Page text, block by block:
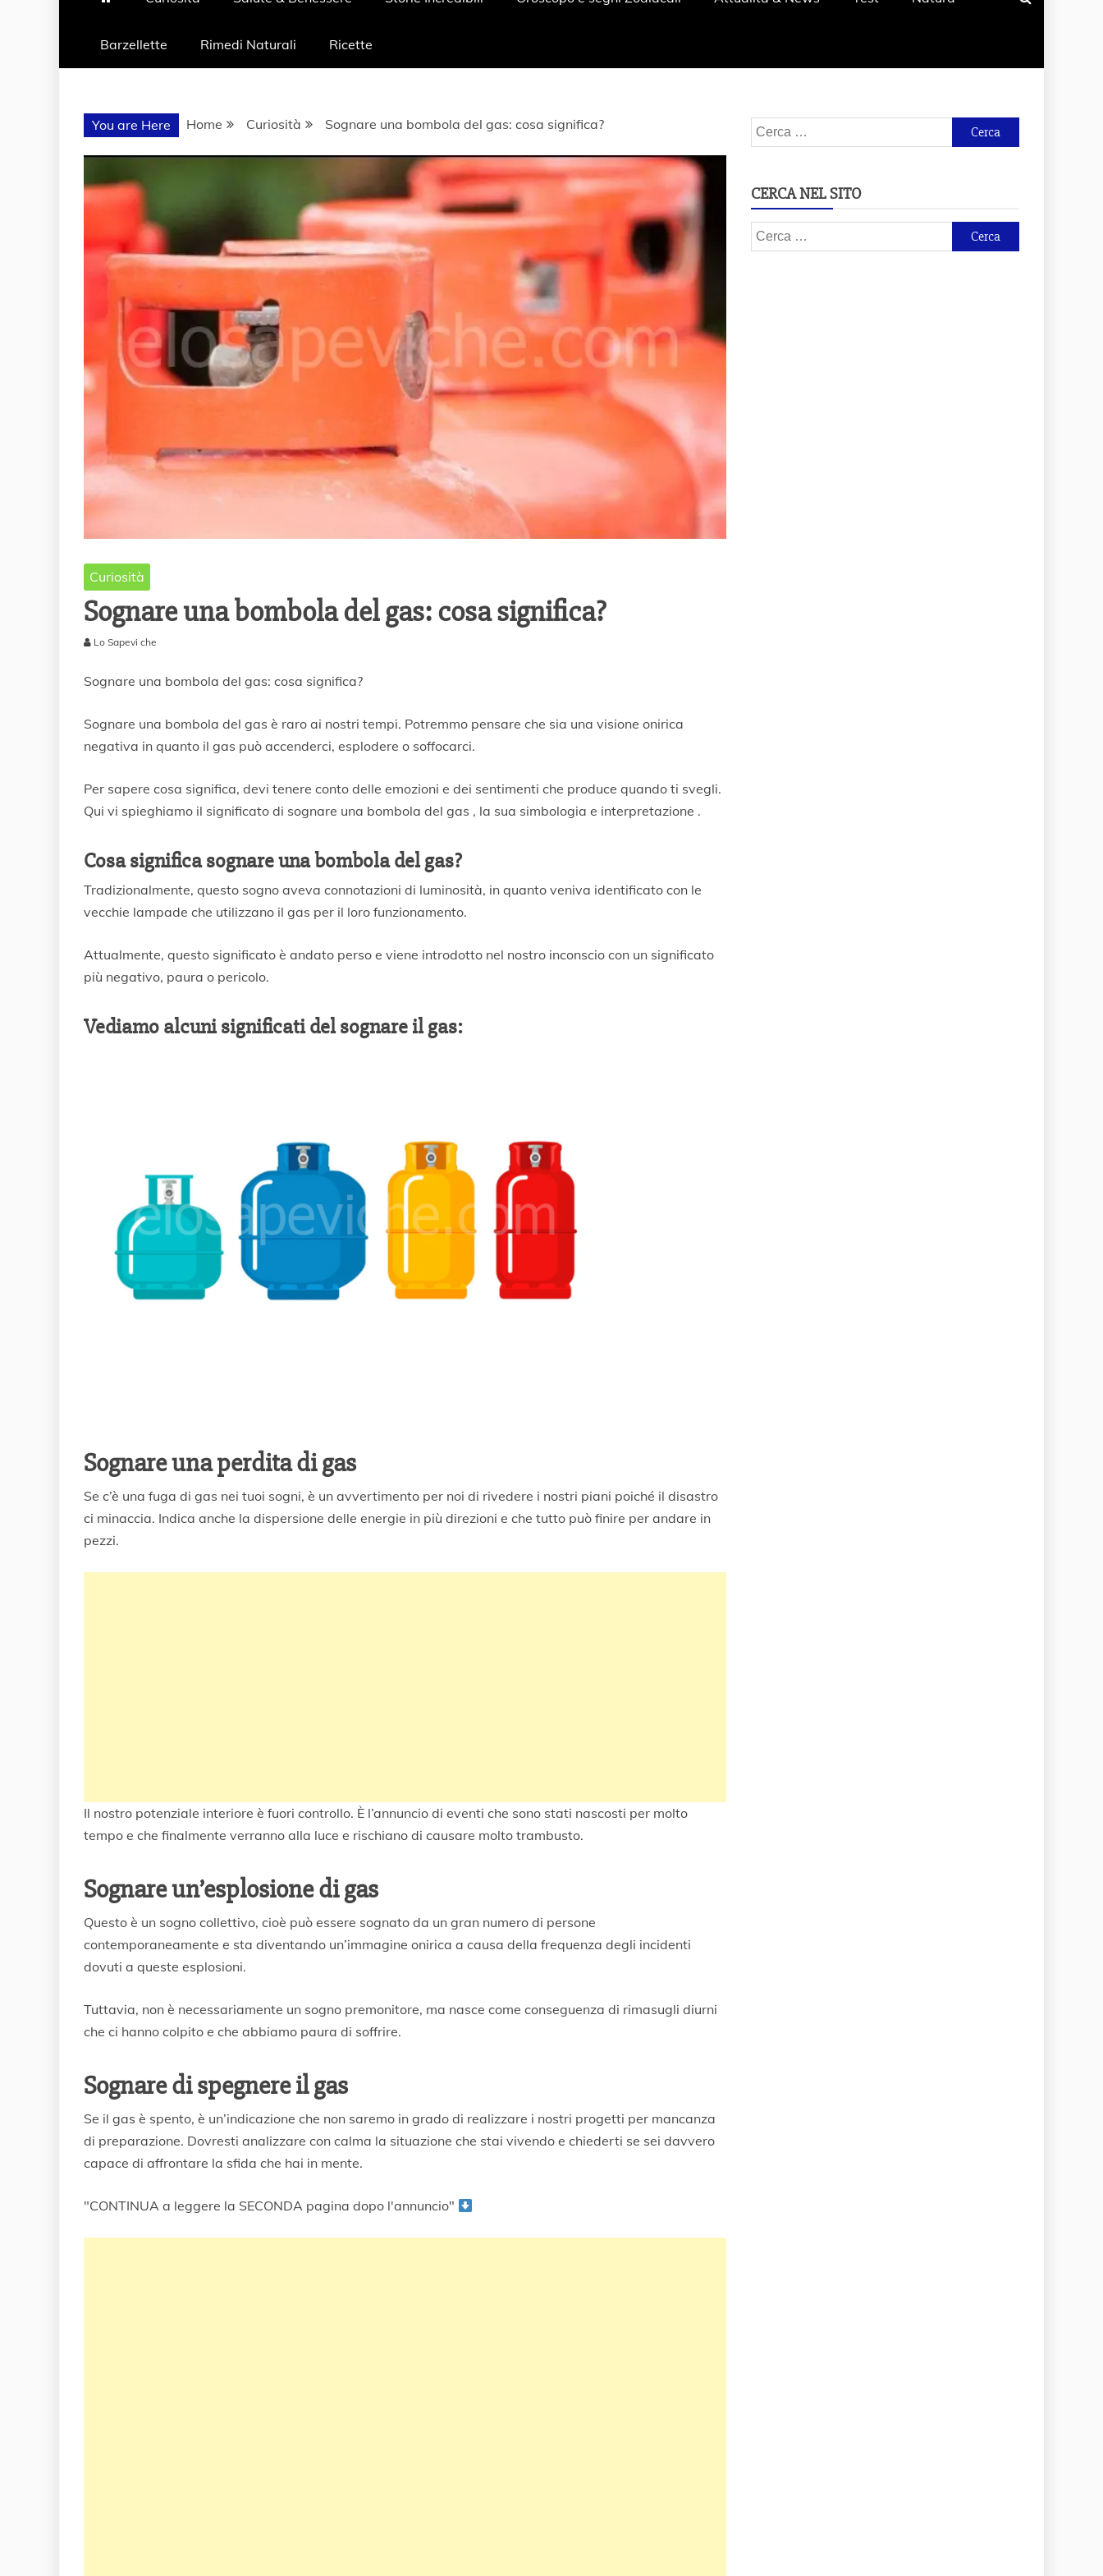
Barzellette Rimedi Naturali Ricette
You are Here Home Curiosità Sognare una bombola del gas: cosa significa?
Curiosità
Sognare una bombola del gas: cosa significa?
9
r
0
2
Lo Sapevi che
Sognare una bombola del gas: cosa significa?
Sognare una bombola del gas è raro ai nostri tempi. Potremmo pensare che sia una visione onirica
negativa in quanto il gas può accenderci, esplodere o soffocarci.
Per sapere cosa significa, devi tenere conto delle emozioni e dei sentimenti che produce quando ti svegli.
Qui vi spieghiamo il significato di sognare una bombola del gas , la sua simbologia e interpretazione .
Cosa significa sognare una bombola del gas?
Tradizionalmente, questo sogno aveva connotazioni di luminosità, in quanto veniva identificato con le
vecchie lampade che utilizzano il gas per il loro funzionamento.
Attualmente, questo significato è andato perso e viene introdotto nel nostro inconscio con un significato
più negativo, paura o pericolo.
Vediamo alcuni significati del sognare il gas:
Sognare una perdita di gas
Se c’è una fuga di gas nei tuoi sogni, è un avvertimento per noi di rivedere i nostri piani poiché il disastro
ci minaccia. Indica anche la dispersione delle energie in più direzioni e che tutto può finire per andare in
pezzi.
Il nostro potenziale interiore è fuori controllo. È l’annuncio di eventi che sono stati nascosti per molto
tempo e che finalmente verranno alla luce e rischiano di causare molto trambusto.
Sognare un’esplosione di gas
Questo è un sogno collettivo, cioè può essere sognato da un gran numero di persone
contemporaneamente e sta diventando un’immagine onirica a causa della frequenza degli incidenti
dovuti a queste esplosioni.
Tuttavia, non è necessariamente un sogno premonitore, ma nasce come conseguenza di rimasugli diurni
che ci hanno colpito e che abbiamo paura di soffrire.
Sognare di spegnere il gas
Se il gas è spento, è un’indicazione che non saremo in grado di realizzare i nostri progetti per mancanza
di preparazione. Dovresti analizzare con calma la situazione che stai vivendo e chiederti se sei davvero
capace di affrontare la sfida che hai in mente.
"CONTINUA a leggere la SECONDA pagina dopo l'annuncio"
Ricerca
per:
CERCA NEL SITO
Ricerca
per: